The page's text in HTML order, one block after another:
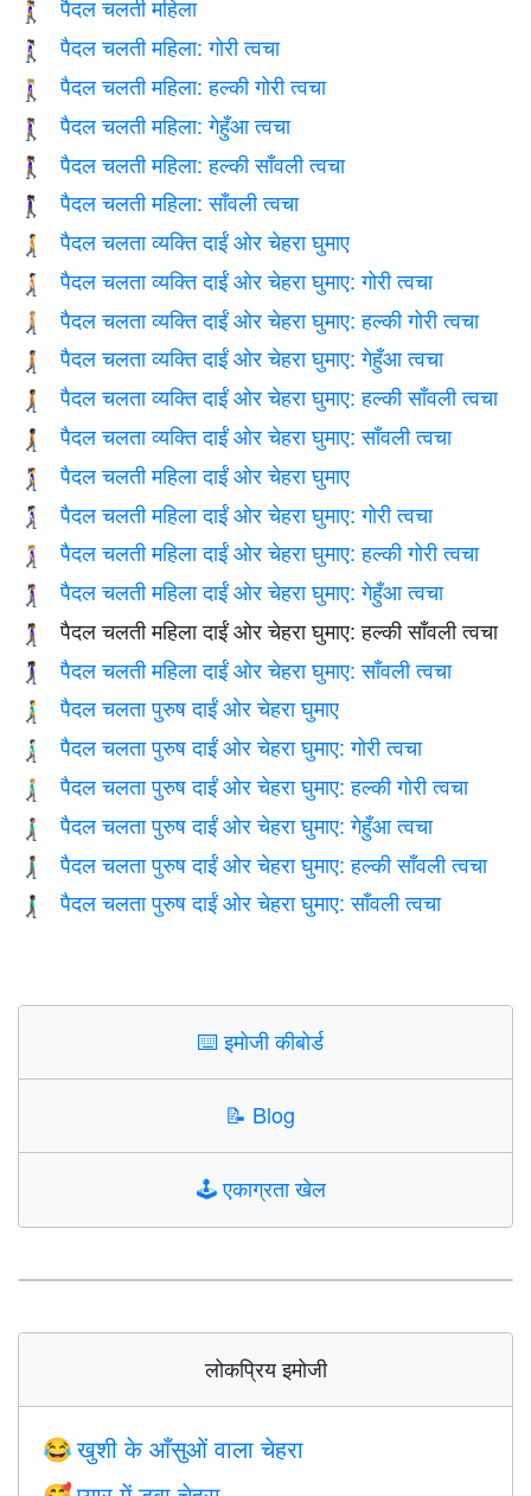
🚶‍♀️ पैदल चलती महिला
🚶🏻‍♀️ पैदल चलती महिला: गोरी त्वचा
🚶🏼‍♀️ पैदल चलती महिला: हल्की गोरी त्वचा
🚶🏽‍♀️ पैदल चलती महिला: गेहुँआ त्वचा
🚶🏾‍♀️ पैदल चलती महिला: हल्की साँवली त्वचा
🚶🏿‍♀️ पैदल चलती महिला: साँवली त्वचा
🚶‍➡️ पैदल चलता व्यक्ति दाईं ओर चेहरा घुमाए
🚶🏻‍➡️ पैदल चलता व्यक्ति दाईं ओर चेहरा घुमाए: गोरी त्वचा
🚶🏼‍➡️ पैदल चलता व्यक्ति दाईं ओर चेहरा घुमाए: हल्की गोरी त्वचा
🚶🏽‍➡️ पैदल चलता व्यक्ति दाईं ओर चेहरा घुमाए: गेहुँआ त्वचा
🚶🏾‍➡️ पैदल चलता व्यक्ति दाईं ओर चेहरा घुमाए: हल्की साँवली त्वचा
🚶🏿‍➡️ पैदल चलता व्यक्ति दाईं ओर चेहरा घुमाए: साँवली त्वचा
🚶‍♀️‍➡️ पैदल चलती महिला दाईं ओर चेहरा घुमाए
🚶🏻‍♀️‍➡️ पैदल चलती महिला दाईं ओर चेहरा घुमाए: गोरी त्वचा
🚶🏼‍♀️‍➡️ पैदल चलती महिला दाईं ओर चेहरा घुमाए: हल्की गोरी त्वचा
🚶🏽‍♀️‍➡️ पैदल चलती महिला दाईं ओर चेहरा घुमाए: गेहुँआ त्वचा
🚶🏾‍♀️‍➡️ पैदल चलती महिला दाईं ओर चेहरा घुमाए: हल्की साँवली त्वचा
🚶🏿‍♀️‍➡️ पैदल चलती महिला दाईं ओर चेहरा घुमाए: साँवली त्वचा
🚶‍♂️‍➡️ पैदल चलता पुरुष दाईं ओर चेहरा घुमाए
🚶🏻‍♂️‍➡️ पैदल चलता पुरुष दाईं ओर चेहरा घुमाए: गोरी त्वचा
🚶🏼‍♂️‍➡️ पैदल चलता पुरुष दाईं ओर चेहरा घुमाए: हल्की गोरी त्वचा
🚶🏽‍♂️‍➡️ पैदल चलता पुरुष दाईं ओर चेहरा घुमाए: गेहुँआ त्वचा
🚶🏾‍♂️‍➡️ पैदल चलता पुरुष दाईं ओर चेहरा घुमाए: हल्की साँवली त्वचा
🚶🏿‍♂️‍➡️ पैदल चलता पुरुष दाईं ओर चेहरा घुमाए: साँवली त्वचा
⌨️इमोजी कीबोर्ड
📝 Blog
🕹️एकाग्रता खेल
लोकप्रिय इमोजी
😂 खुशी के आँसुओं वाला चेहरा